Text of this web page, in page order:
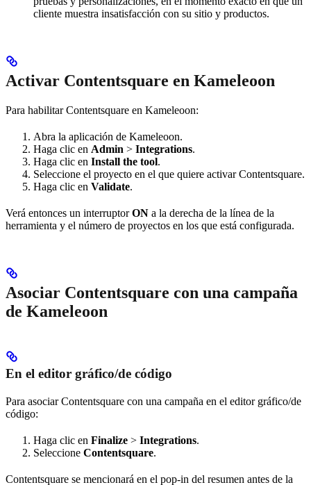
cliente muestra insatisfacción con su sitio y productos.
Activar Contentsquare en Kameleoon
Para habilitar Contentsquare en Kameleoon:
Abra la aplicación de Kameleoon.
Haga clic en Admin > Integrations.
Haga clic en Install the tool.
Seleccione el proyecto en el que quiere activar Contentsquare.
Haga clic en Validate.
Verá entonces un interruptorON a la derecha de la línea de la
herramienta y el número de proyectos en los que está configurada.
Asociar Contentsquare con una campaña
de Kameleoon
En el editor gráfico/de código
Para asociar Contentsquare con una campaña en el editor gráfico/de
código:
Haga clic en Finalize > Integrations.
Seleccione Contentsquare.
Contentsquare se mencionará en el pop-in del resumen antes de la